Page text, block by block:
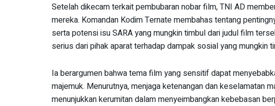
Setelah dikecam terkait pembubaran nobar film, TNI AD
mereka. Komandan Kodim Ternate membahas tentang
serta potensi isu SARA yang mungkin timbul dari judul film
serius dari pihak aparat terhadap dampak sosial yang mungkin
Ia berargumen bahwa tema film yang sensitif dapat
majemuk. Menurutnya, menjaga ketenangan dan keselamatan
menunjukkan kerumitan dalam menyeimbangkan kebebasan